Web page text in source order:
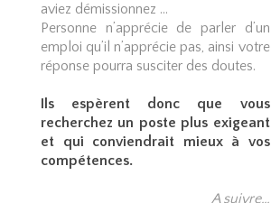
aviez démissionnez …
Personne n’apprécie de parler d’un
emploi qu’il n’apprécie pas, ainsi votre
réponse pourra susciter des doutes.
Ils espèrent donc que vous
recherchez un poste plus exigeant
et qui conviendrait mieux à vos
compétences.
A suivre…